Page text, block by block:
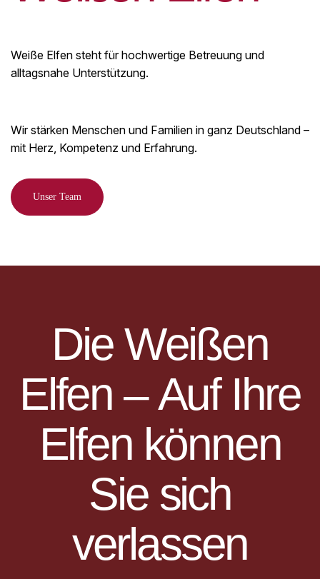
Weiße Elfen steht für hochwertige Betreuung und
alltagsnahe Unterstützung.
Wir stärken Menschen und Familien in ganz Deutschland –
mit Herz, Kompetenz und Erfahrung.
Unser Team
Die Weißen
Elfen – Auf Ihre
Elfen können
Sie sich
verlassen